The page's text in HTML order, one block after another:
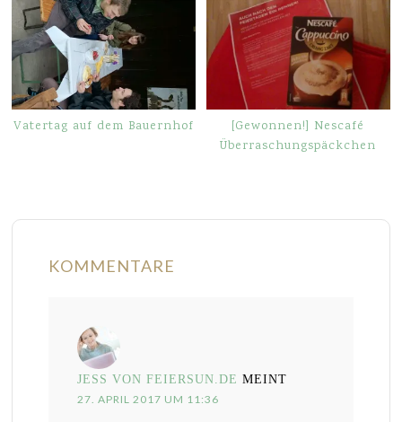
Vatertag auf dem Bauernhof
[Gewonnen!] Nescafé
Überraschungspäckchen
KOMMENTARE
JESS VON FEIERSUN.DE MEINT
27. APRIL 2017 UM 11:36